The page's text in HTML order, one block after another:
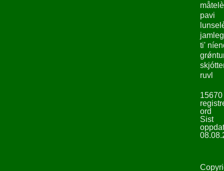
pavi
ti'
ruvl
15670
ord
Sist